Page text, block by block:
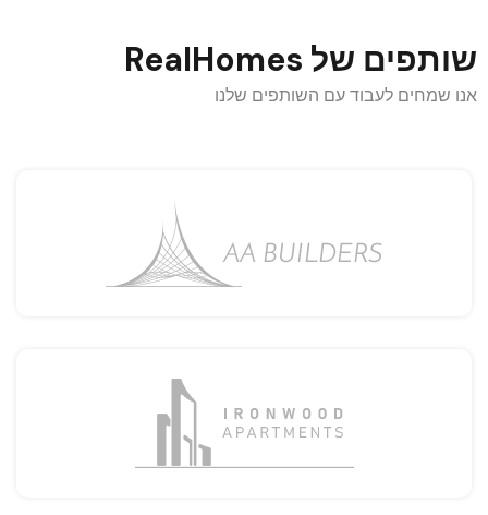
שותפים של RealHomes
אנו שמחים לעבוד עם השותפים שלנו